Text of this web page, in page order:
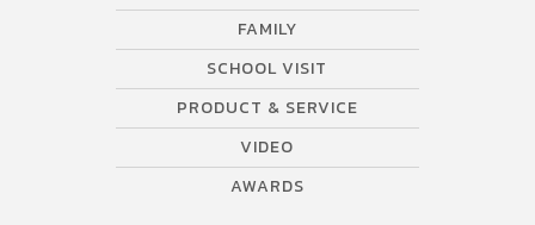
FAMILY
SCHOOL VISIT
PRODUCT & SERVICE
VIDEO
AWARDS